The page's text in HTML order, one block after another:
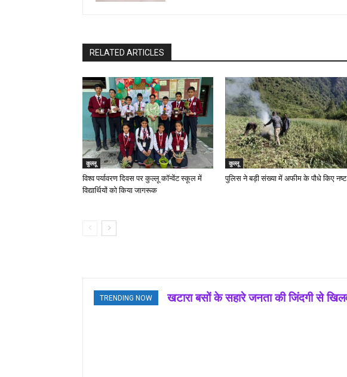
RELATED ARTICLES
कुल्लू
विश्व पर्यावरण दिवस पर कुल्लू कॉन्वेंट स्कूल में
विद्यार्थियों को किया जागरूक
कुल्लू
पुलिस ने बड़ी संख्या में अफीम के पौधे किए नष्ट